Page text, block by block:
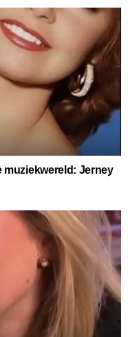
muziekwereld: Jerney